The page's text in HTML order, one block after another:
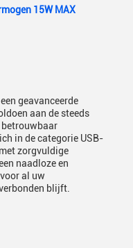
15W MAX
geavanceerde
aan de steeds
betrouwbaar
in de categorie USB-
zorgvuldige
naadloze en
al uw
blijft.